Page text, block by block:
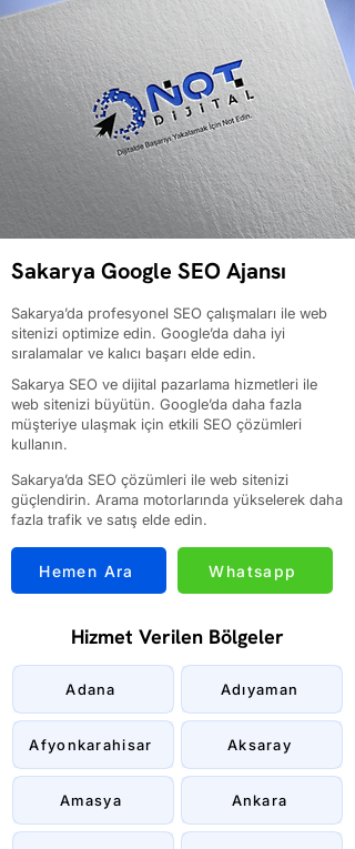
Sakarya Google SEO Ajansı
Sakarya’da profesyonel SEO çalışmaları ile web
sitenizi optimize edin. Google’da daha iyi
sıralamalar ve kalıcı başarı elde edin.
Sakarya SEO ve dijital pazarlama hizmetleri ile
web sitenizi büyütün. Google’da daha fazla
müşteriye ulaşmak için etkili SEO çözümleri
kullanın.
Sakarya’da SEO çözümleri ile web sitenizi
güçlendirin. Arama motorlarında yükselerek daha
fazla trafik ve satış elde edin.
Hemen Ara Whatsapp
Hizmet Verilen Bölgeler
Adana
Afyonkarahisar
Amasya
Adıyaman
Aksaray
Ankara